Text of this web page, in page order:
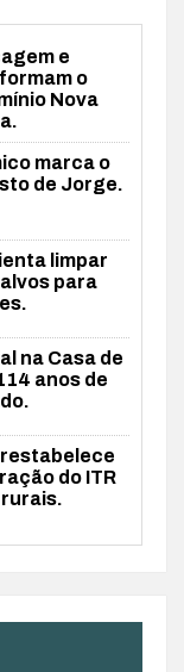
e
o
Nova
marca o
de Jorge.
limpar
para
na Casa de
anos de
do ITR